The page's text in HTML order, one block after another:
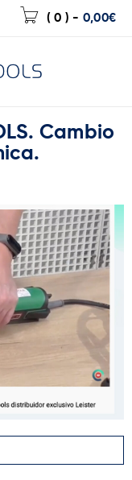
( 0 ) - 0,00€
Cambio